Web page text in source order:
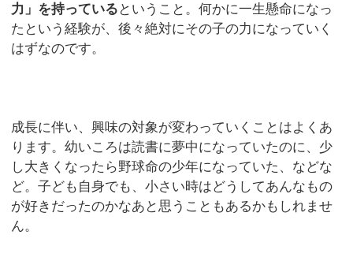
力」を持っている ということ。何かに一生懸命になっ
たという経験が、後々絶対にその子の力になっていく
はずなのです。
成長に伴い、興味の対象が変わっていくことはよくあ
ります。幼いころは読書に夢中になっていたのに、少
し大きくなったら野球命の少年になっていた、などな
ど。子ども自身でも、小さい時はどうしてあんなもの
が好きだったのかなあと思うこともあるかもしれませ
ん。